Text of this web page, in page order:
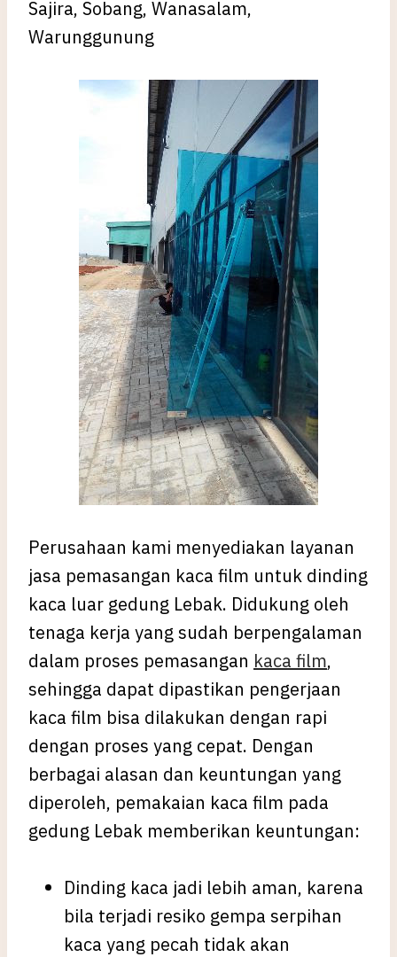
Sajira, Sobang, Wanasalam,
Warunggunung
Perusahaan kami menyediakan layanan
jasa pemasangan kaca film untuk dinding
kaca luar gedung Lebak. Didukung oleh
tenaga kerja yang sudah berpengalaman
dalam proses pemasangan kaca film,
sehingga dapat dipastikan pengerjaan
kaca film bisa dilakukan dengan rapi
dengan proses yang cepat. Dengan
berbagai alasan dan keuntungan yang
diperoleh, pemakaian kaca film pada
gedung Lebak memberikan keuntungan:
Dinding kaca jadi lebih aman, karena
bila terjadi resiko gempa serpihan
kaca yang pecah tidak akan